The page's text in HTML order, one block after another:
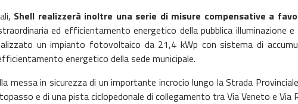
Shell realizzerà inoltre una serie di misure compensative a
ed efficientamento energetico della pubblica illuminazione
un impianto fotovoltaico da 21,4 kWp con sistema di
energetico della sede municipale.
in sicurezza di un importante incrocio lungo la Strada
e di una pista ciclopedonale di collegamento tra Via Veneto e Via